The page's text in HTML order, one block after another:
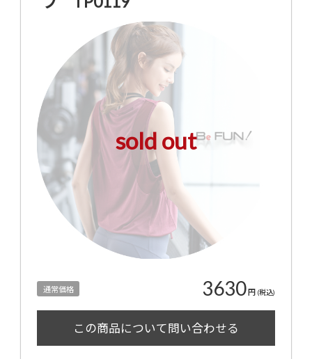
sold out
通常価格 3630円 (税込)